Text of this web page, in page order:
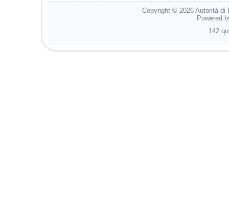
Copyright © 2026 Autorità di
Powered
142